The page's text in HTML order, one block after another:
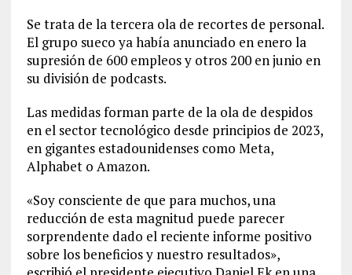
Se trata de la tercera ola de recortes de personal.
El grupo sueco ya había anunciado en enero la
supresión de 600 empleos y otros 200 en junio en
su división de podcasts.
Las medidas forman parte de la ola de despidos
en el sector tecnológico desde principios de 2023,
en gigantes estadounidenses como Meta,
Alphabet o Amazon.
«Soy consciente de que para muchos, una
reducción de esta magnitud puede parecer
sorprendente dado el reciente informe positivo
sobre los beneficios y nuestro resultados»,